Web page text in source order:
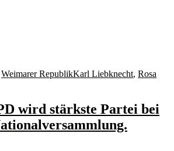
Weimarer RepublikKarl Liebknecht, Rosa
wird stärkste Partei bei